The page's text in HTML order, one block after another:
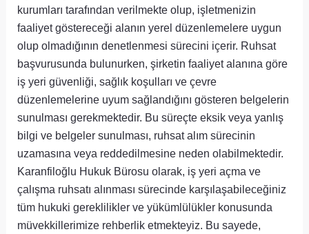
kurumları tarafından verilmekte olup, işletmenizin
faaliyet göstereceği alanın yerel düzenlemelere uygun
olup olmadığının denetlenmesi sürecini içerir. Ruhsat
başvurusunda bulunurken, şirketin faaliyet alanına göre
iş yeri güvenliği, sağlık koşulları ve çevre
düzenlemelerine uyum sağlandığını gösteren belgelerin
sunulması gerekmektedir. Bu süreçte eksik veya yanlış
bilgi ve belgeler sunulması, ruhsat alım sürecinin
uzamasına veya reddedilmesine neden olabilmektedir.
Karanfiloğlu Hukuk Bürosu olarak, iş yeri açma ve
çalışma ruhsatı alınması sürecinde karşılaşabileceğiniz
tüm hukuki gereklilikler ve yükümlülükler konusunda
müvekkillerimize rehberlik etmekteyiz. Bu sayede,